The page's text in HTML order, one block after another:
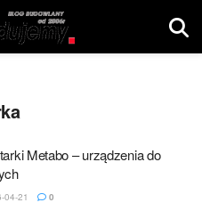
Metabo – urządzenia do
04-21 0